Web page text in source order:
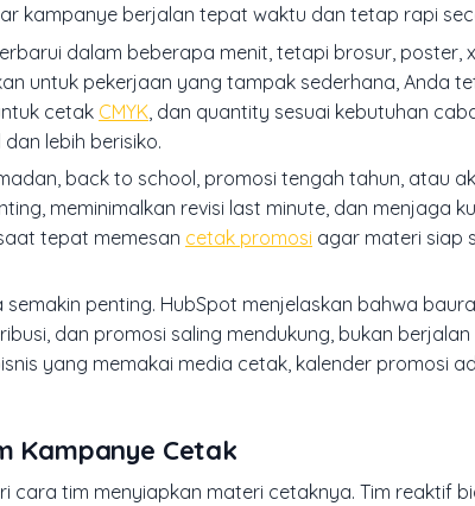
kampanye berjalan tepat waktu dan tetap rapi
dalam beberapa menit, tetapi brosur, poster,
untuk pekerjaan yang tampak sederhana, Anda
cetak CMYK , dan quantity sesuai kebutuhan
lebih berisiko.
back to school, promosi tengah tahun, atau
meminimalkan revisi last minute, dan menjaga
tepat memesan cetak promosi agar materi siap
penting. HubSpot menjelaskan bahwa
dan promosi saling mendukung, bukan berjalan
yang memakai media cetak, kalender promosi
Kampanye Cetak
tim menyiapkan materi cetaknya. Tim reaktif